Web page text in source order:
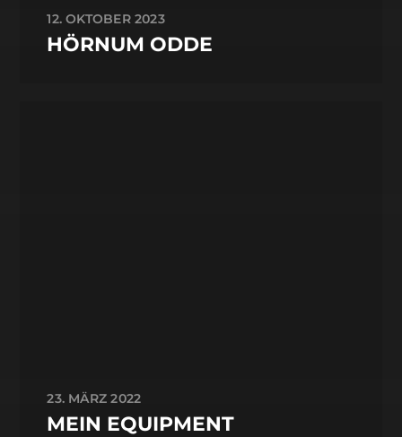
12. OKTOBER 2023
HÖRNUM ODDE
23. MÄRZ 2022
MEIN EQUIPMENT